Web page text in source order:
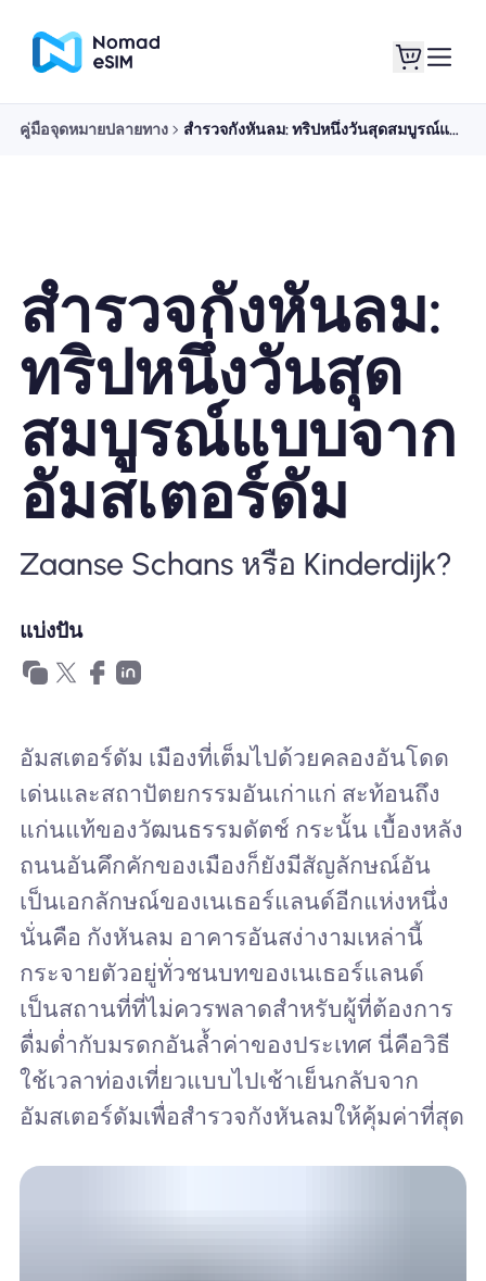
แผนร้านค้า
เกี่ยวกับ eSIM
การใช้ eSIM
คู่มือจุดหมายปลายทาง สำรวจกังหันลม: ทริปหนึ่งวันสุดสมบูรณ์แบบจากอัมสเตอร์ดัม
สำรวจกังหันลม:
ทริปหนึ่งวันสุด
สมบูรณ์แบบจาก
อัมสเตอร์ดัม
Zaanse Schans หรือ Kinderdijk?
แบ่งปัน
อัมสเตอร์ดัม เมืองที่เต็มไปด้วยคลองอันโดด
เด่นและสถาปัตยกรรมอันเก่าแก่ สะท้อนถึง
แก่นแท้ของวัฒนธรรมดัตช์ กระนั้น เบื้องหลัง
ถนนอันคึกคักของเมืองก็ยังมีสัญลักษณ์อัน
เป็นเอกลักษณ์ของเนเธอร์แลนด์อีกแห่งหนึ่ง
นั่นคือ กังหันลม อาคารอันสง่างามเหล่านี้
กระจายตัวอยู่ทั่วชนบทของเนเธอร์แลนด์
เป็นสถานที่ที่ไม่ควรพลาดสำหรับผู้ที่ต้องการ
ดื่มด่ำกับมรดกอันล้ำค่าของประเทศ นี่คือวิธี
ใช้เวลาท่องเที่ยวแบบไปเช้าเย็นกลับจาก
อัมสเตอร์ดัมเพื่อสำรวจกังหันลมให้คุ้มค่าที่สุด